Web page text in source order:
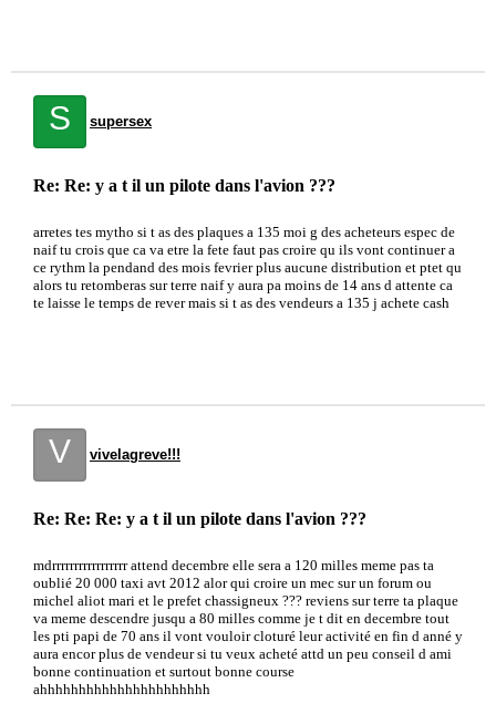
S supersex
Re: Re: y a t il un pilote dans l'avion ???
arretes tes mytho si t as des plaques a 135 moi g des acheteurs espec de
naif tu crois que ca va etre la fete faut pas croire qu ils vont continuer a
ce rythm la pendand des mois fevrier plus aucune distribution et ptet qu
alors tu retomberas sur terre naif y aura pa moins de 14 ans d attente ca
te laisse le temps de rever mais si t as des vendeurs a 135 j achete cash
V vivelagreve!!!
Re: Re: Re: y a t il un pilote dans l'avion ???
mdrrrrrrrrrrrrrrrrr attend decembre elle sera a 120 milles meme pas ta
oublié 20 000 taxi avt 2012 alor qui croire un mec sur un forum ou
michel aliot mari et le prefet chassigneux ??? reviens sur terre ta plaque
va meme descendre jusqu a 80 milles comme je t dit en decembre tout
les pti papi de 70 ans il vont vouloir cloturé leur activité en fin d anné y
aura encor plus de vendeur si tu veux acheté attd un peu conseil d ami
bonne continuation et surtout bonne course
ahhhhhhhhhhhhhhhhhhhhhh